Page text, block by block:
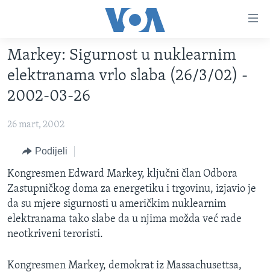
glavni
sadržaj
Pređi
na
glavnu
pretragu
TV PROGRAM
VIJESTI
SJEDINJENE AMERIČKE DRŽAVE
BOSNA I HERCEGOVINA
SVIJET
NAUKA I TEHNOLOGIJA
SPECIJALNI PROJEKTI
KORUPCIJA
SLOBODA MEDIJA
ŽENSKA STRANA
IZBJEGLIČKA STRANA
Markey: Sigurnost u nuklearnim
elektranama vrlo slaba (26/3/02) -
2002-03-26
26 mart, 2002
Podijeli
Kongresmen Edward Markey, ključni član Odbora
Zastupničkog doma za energetiku i trgovinu, izjavio je
da su mjere sigurnosti u američkim nuklearnim
elektranama tako slabe da u njima možda već rade
neotkriveni teroristi.
Kongresmen Markey, demokrat iz Massachusettsa,